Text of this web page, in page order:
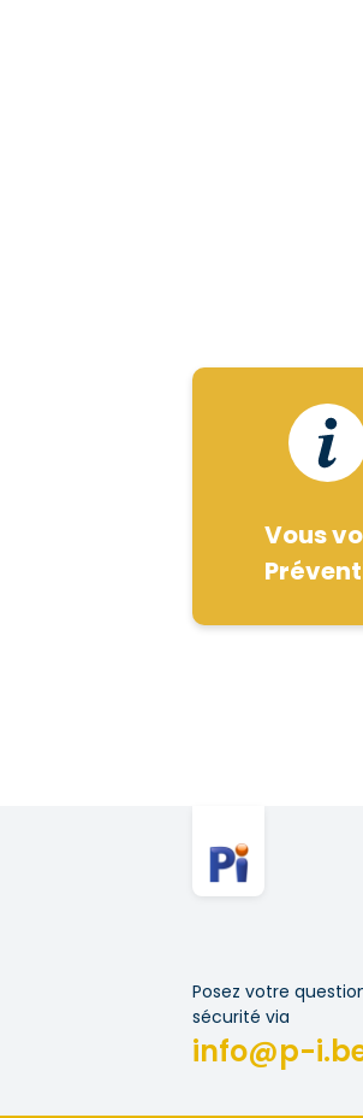
Vous
Posez votre
sécurité via
info@p-